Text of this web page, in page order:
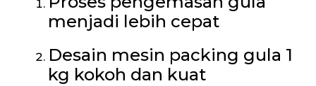
menjadi lebih cepat
Desain mesin packing gula 1
kg kokoh dan kuat